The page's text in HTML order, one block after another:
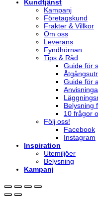
Kundtjänst
Kampanj
Företagskund
Frakter & Villkor
Om oss
Leverans
Fyndhörnan
Tips & Råd
Guide för
Guide för
Belysning
10 frågor
Följ oss!
Facebook
Instagram
Inspiration
Utemiljöer
Belysning
Kampanj